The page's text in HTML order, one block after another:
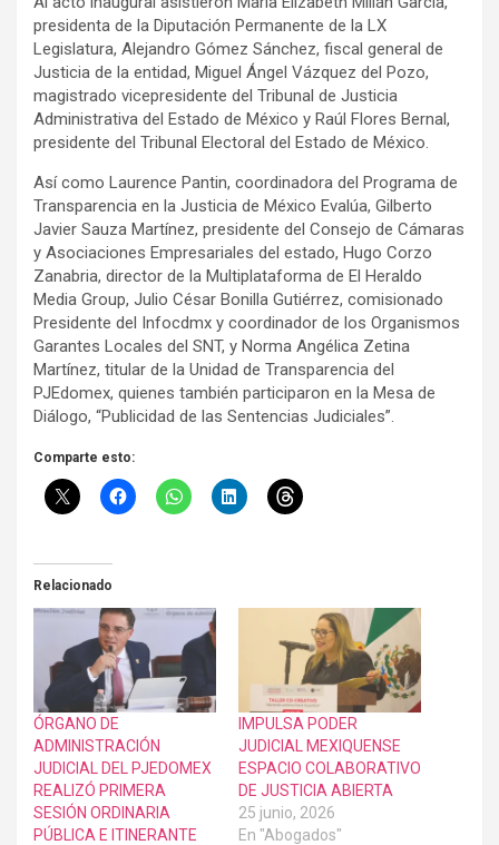
presidenta de la Diputación Permanente de la LX
Legislatura, Alejandro Gómez Sánchez, fiscal general de
Justicia de la entidad, Miguel Ángel Vázquez del Pozo,
magistrado vicepresidente del Tribunal de Justicia
Administrativa del Estado de México y Raúl Flores Bernal,
presidente del Tribunal Electoral del Estado de México.
Así como Laurence Pantin, coordinadora del Programa de
Transparencia en la Justicia de México Evalúa, Gilberto
Javier Sauza Martínez, presidente del Consejo de Cámaras
y Asociaciones Empresariales del estado, Hugo Corzo
Zanabria, director de la Multiplataforma de El Heraldo
Media Group, Julio César Bonilla Gutiérrez, comisionado
Presidente del Infocdmx y coordinador de los Organismos
Garantes Locales del SNT, y Norma Angélica Zetina
Martínez, titular de la Unidad de Transparencia del
PJEdomex, quienes también participaron en la Mesa de
Diálogo, “Publicidad de las Sentencias Judiciales”.
Comparte esto:
Relacionado
ÓRGANO DE
ADMINISTRACIÓN
JUDICIAL DEL PJEDOMEX
REALIZÓ PRIMERA
SESIÓN ORDINARIA
PÚBLICA E ITINERANTE
IMPULSA PODER
JUDICIAL MEXIQUENSE
ESPACIO COLABORATIVO
DE JUSTICIA ABIERTA
25 junio, 2026
En "Abogados"